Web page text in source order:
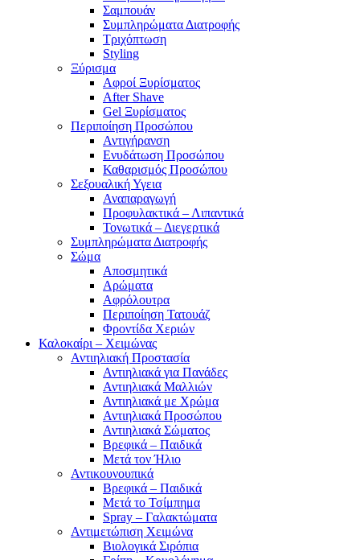
Σαμπουάν
Συμπληρώματα Διατροφής
Τριχόπτωση
Styling
Ξύρισμα
Αφροί Ξυρίσματος
After Shave
Gel Ξυρίσματος
Περιποίηση Προσώπου
Αντιγήρανση
Ενυδάτωση Προσώπου
Καθαρισμός Προσώπου
Σεξουαλική Υγεια
Αναπαραγωγή
Προφυλακτικά – Λιπαντικά
Τονωτικά – Διεγερτικά
Συμπληρώματα Διατροφής
Σώμα
Αποσμητικά
Αρώματα
Αφρόλουτρα
Περιποίηση Τατουάζ
Φροντίδα Χεριών
Καλοκαίρι – Χειμώνας
Αντιηλιακή Προστασία
Αντιηλιακά για Πανάδες
Αντιηλιακά Μαλλιών
Αντιηλιακά με Χρώμα
Αντιηλιακά Προσώπου
Αντιηλιακά Σώματος
Βρεφικά – Παιδικά
Μετά τον Ήλιο
Αντικουνουπικά
Βρεφικά – Παιδικά
Μετά το Τσίμπημα
Spray – Γαλακτώματα
Αντιμετώπιση Χειμώνα
Βιολογικά Σιρόπια